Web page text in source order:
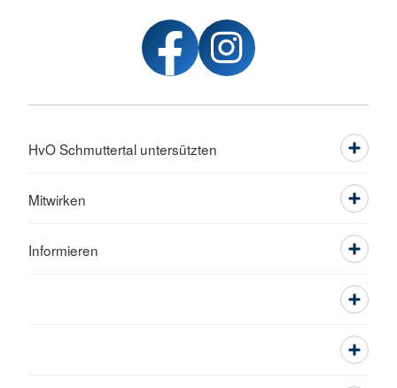
HvO Schmuttertal untersützten
Mitwirken
Informieren